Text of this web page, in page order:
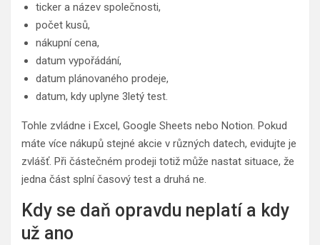
ticker a název společnosti,
počet kusů,
nákupní cena,
datum vypořádání,
datum plánovaného prodeje,
datum, kdy uplyne 3letý test.
Tohle zvládne i Excel, Google Sheets nebo Notion. Pokud
máte více nákupů stejné akcie v různých datech, evidujte je
zvlášť. Při částečném prodeji totiž může nastat situace, že
jedna část splní časový test a druhá ne.
Kdy se daň opravdu neplatí a kdy
už ano